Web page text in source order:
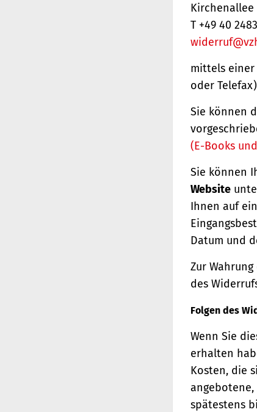
Kirchenallee
T +49 40
mittels einer
oder
Sie können
(E-Books
Sie können
Website
Ihnen auf
Datum und
Zur
des
Folgen des
Wenn Sie
erhalten
Kosten, die
spätestens